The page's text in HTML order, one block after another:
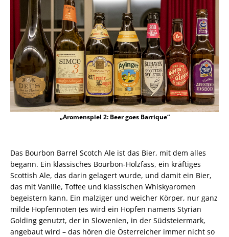
„Aromenspiel 2: Beer goes Barrique“
Das Bourbon Barrel Scotch Ale ist das Bier, mit dem alles
begann. Ein klassisches Bourbon-Holzfass, ein kräftiges
Scottish Ale, das darin gelagert wurde, und damit ein Bier,
das mit Vanille, Toffee und klassischen Whiskyaromen
begeistern kann. Ein malziger und weicher Körper, nur ganz
milde Hopfennoten (es wird ein Hopfen namens Styrian
Golding genutzt, der in Slowenien, in der Südsteiermark,
angebaut wird – das hören die Österreicher immer nicht so